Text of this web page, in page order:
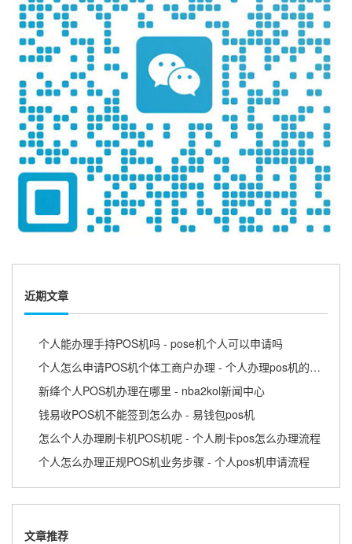
近期文章
个人能办理手持POS机吗 - pose机个人可以申请吗
个人怎么申请POS机个体工商户办理 - 个人办理pos机的流程
新绛个人POS机办理在哪里 - nba2kol新闻中心
钱易收POS机不能签到怎么办 - 易钱包pos机
怎么个人办理刷卡机POS机呢 - 个人刷卡pos怎么办理流程
个人怎么办理正规POS机业务步骤 - 个人pos机申请流程
文章推荐